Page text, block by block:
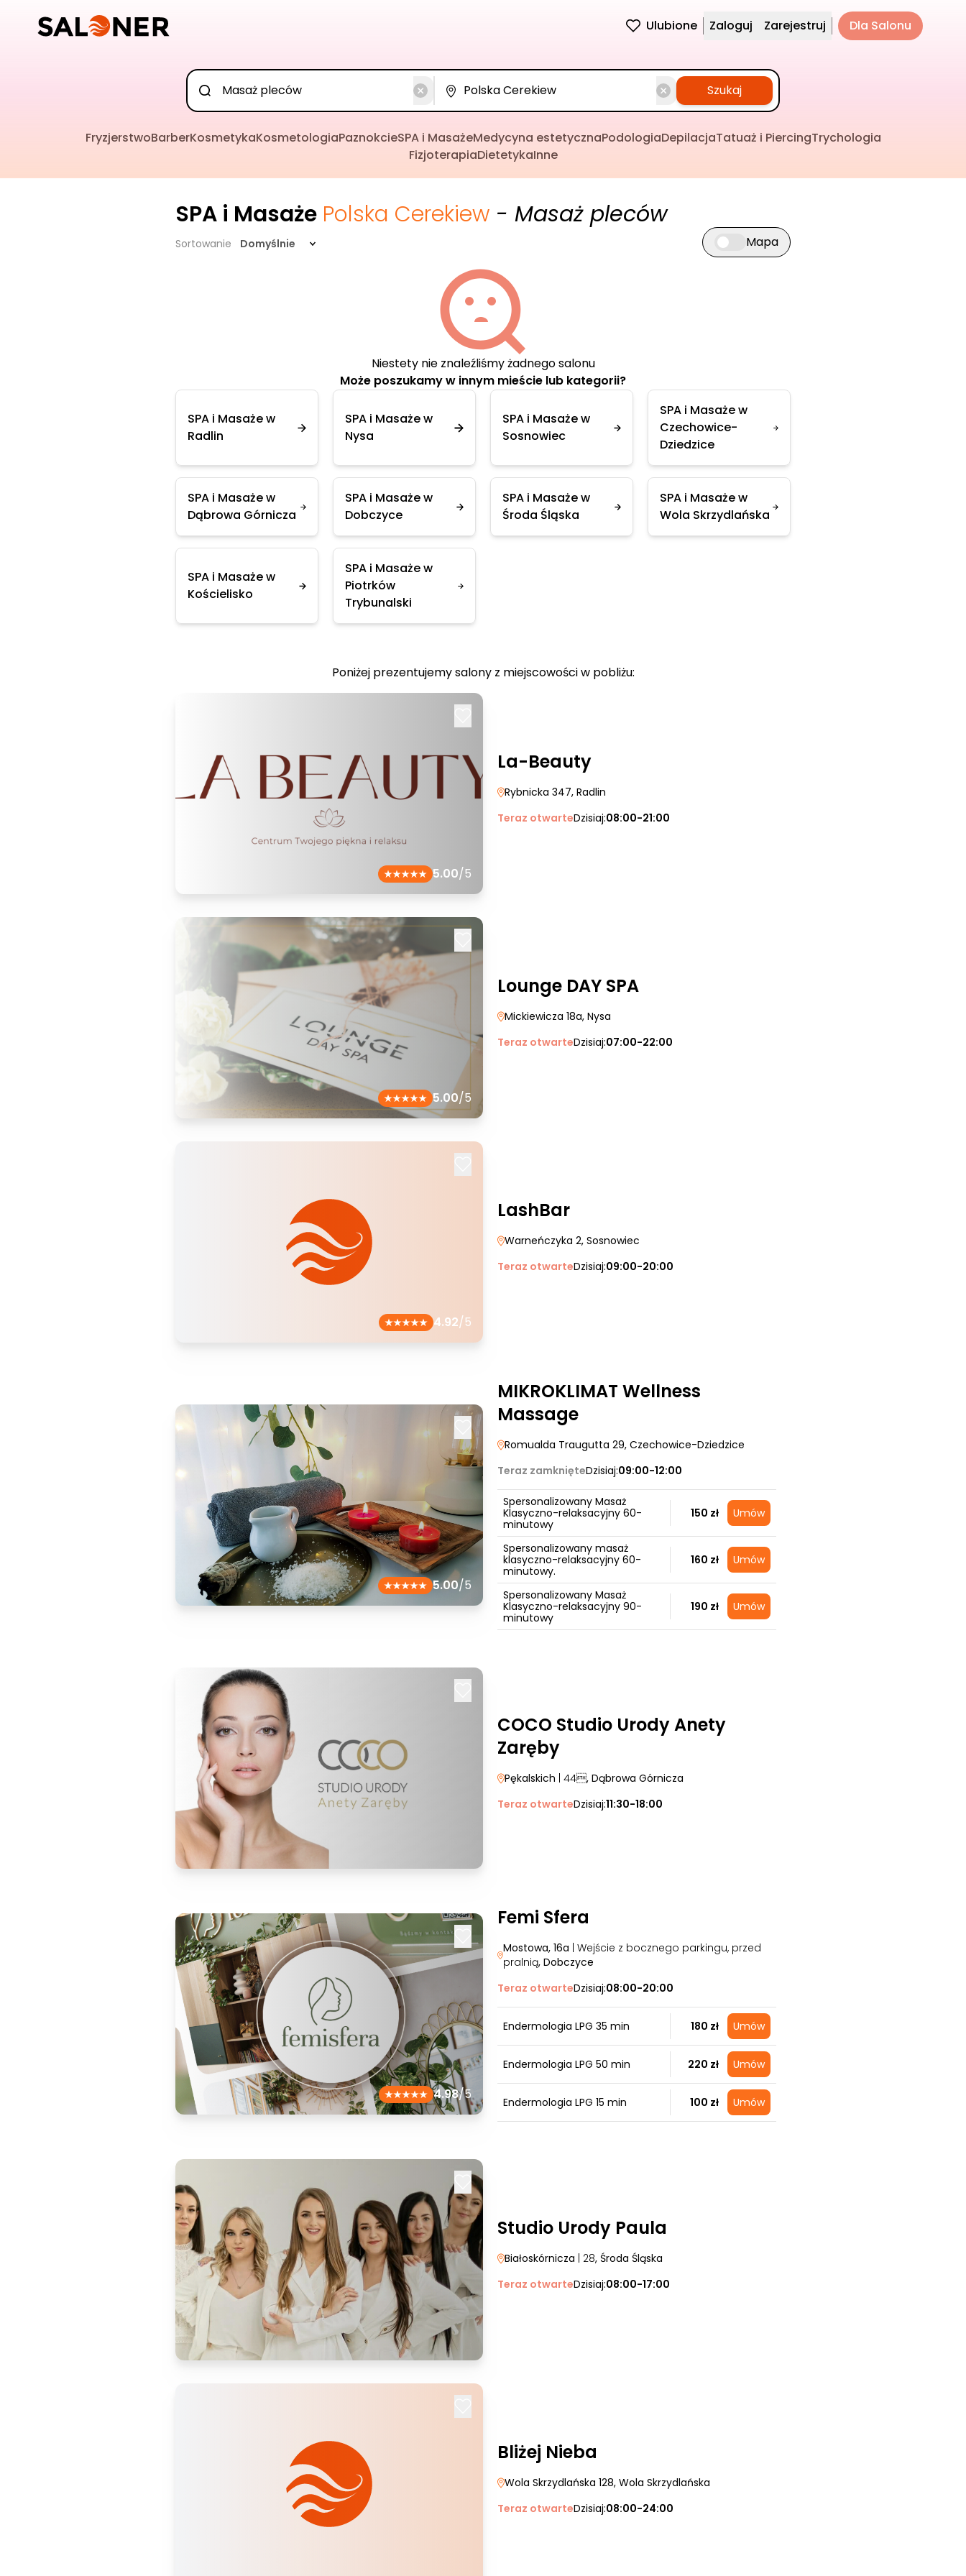
Ulubione Zaloguj Zarejestruj Dla Salonu
Szukaj
FryzjerstwoBarberKosmetykaKosmetologiaPaznokcieSPA i MasażeMedycyna estetycznaPodologiaDepilacjaTatuaż i PiercingTrychologia
FizjoterapiaDietetykaInne
SPA i Masaże Polska Cerekiew - Masaż pleców
Sortowanie Domyślnie Przełącz widok mapy
Mapa
Niestety nie znaleźliśmy żadnego salonu
Może poszukamy w innym mieście lub kategorii?
SPA i Masaże w
Radlin
SPA i Masaże w
Nysa
SPA i Masaże w
Sosnowiec
SPA i Masaże w
Czechowice-
Dziedzice
SPA i Masaże w
Dąbrowa Górnicza
SPA i Masaże w
Dobczyce
SPA i Masaże w
Środa Śląska
SPA i Masaże w
Wola Skrzydlańska
SPA i Masaże w
Kościelisko
SPA i Masaże w
Piotrków
Trybunalski
Poniżej prezentujemy salony z miejscowości w pobliżu:
5.00/5
La-Beauty
Rybnicka 347, Radlin
Teraz otwarteDzisiaj:08:00-21:00
5.00/5
Lounge DAY SPA
Mickiewicza 18a, Nysa
Teraz otwarteDzisiaj:07:00-22:00
4.92/5
LashBar
Warneńczyka 2, Sosnowiec
Teraz otwarteDzisiaj:09:00-20:00
5.00/5
MIKROKLIMAT Wellness
Massage
Romualda Traugutta 29, Czechowice-Dziedzice
Teraz zamknięteDzisiaj:09:00-12:00
Spersonalizowany Masaż
Klasyczno-relaksacyjny 60-
minutowy
150 zł Umów
Spersonalizowany masaż
klasyczno-relaksacyjny 60-
minutowy.
160 zł Umów
Spersonalizowany Masaż
Klasyczno-relaksacyjny 90-
minutowy
190 zł Umów
COCO Studio Urody Anety
Zaręby
Pękalskich | 44, Dąbrowa Górnicza
Teraz otwarteDzisiaj:11:30-18:00
4.98/5
Femi Sfera
Mostowa, 16a | Wejście z bocznego parkingu, przed
pralnią, Dobczyce
Teraz otwarteDzisiaj:08:00-20:00
Endermologia LPG 35 min 180 zł Umów
Endermologia LPG 50 min 220 zł Umów
Endermologia LPG 15 min 100 zł Umów
Studio Urody Paula
Białoskórnicza | 28, Środa Śląska
Teraz otwarteDzisiaj:08:00-17:00
Bliżej Nieba
Wola Skrzydlańska 128, Wola Skrzydlańska
Teraz otwarteDzisiaj:08:00-24:00